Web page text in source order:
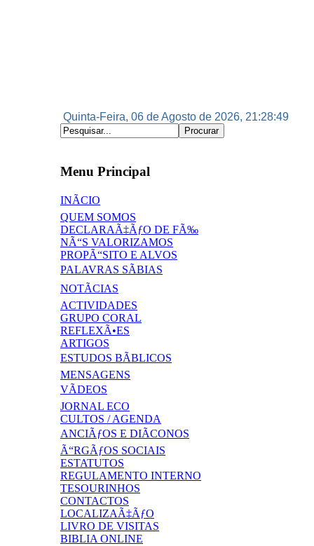
Quinta-Feira, 06 de Agosto de 2026, 21:28:49
Menu Principal
INÃCIO
QUEM SOMOS
DECLARAÃ‡ÃƒO DE FÃ‰
NÃ“S VALORIZAMOS
PROPÃ“SITO E ALVOS
PALAVRAS SÃBIAS
NOTÃCIAS
ACTIVIDADES
GRUPO CORAL
REFLEXÃ•ES
ARTIGOS
ESTUDOS BÃBLICOS
MENSAGENS
VÃDEOS
JORNAL ECO
CULTOS / AGENDA
ANCIÃƒOS E DIÃCONOS
Ã“RGÃƒOS SOCIAIS
ESTATUTOS
REGULAMENTO INTERNO
TESOURINHOS
CONTACTOS
LOCALIZAÃ‡ÃƒO
LIVRO DE VISITAS
BIBLIA ONLINE